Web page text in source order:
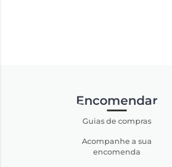
Encomendar
Guias de compras
Acompanhe a sua
encomenda